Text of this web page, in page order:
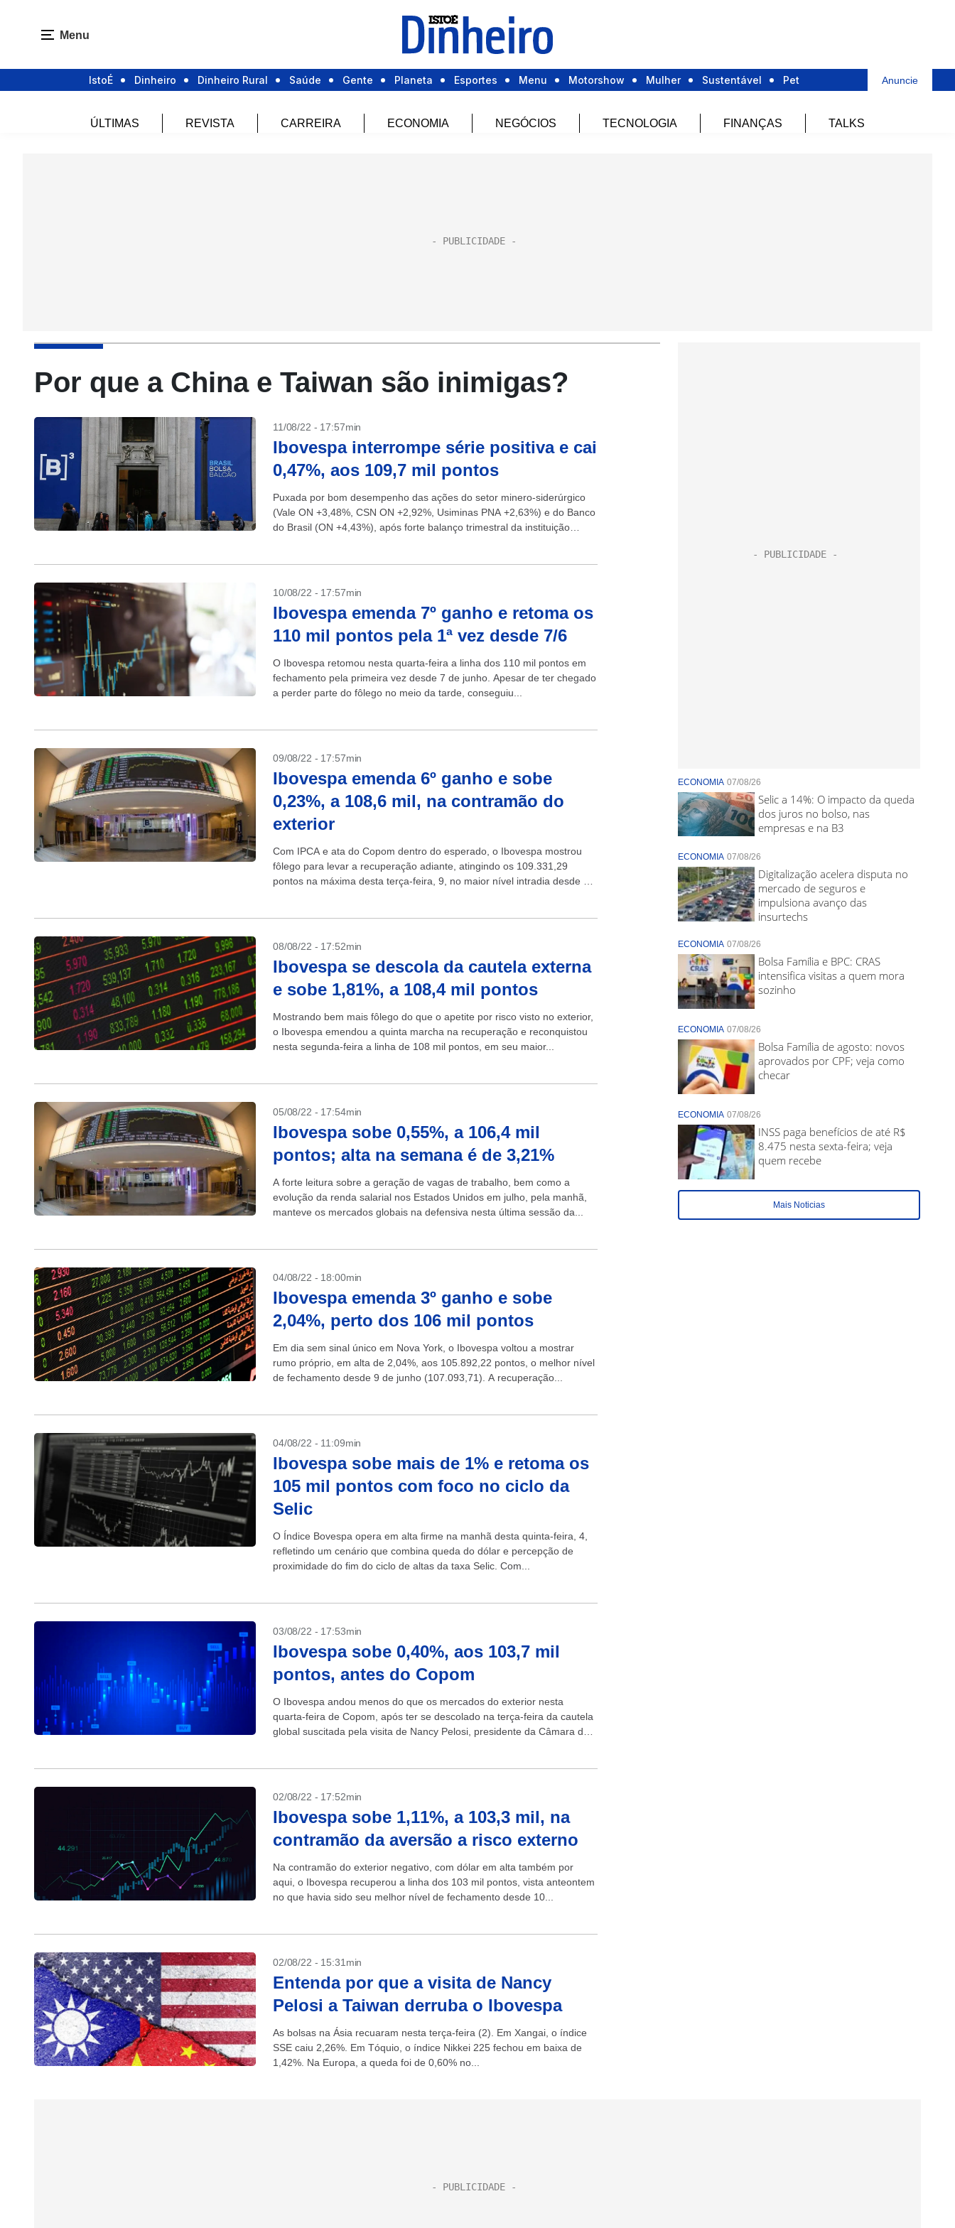
Menu
IstoÉ Dinheiro Dinheiro Rural Saúde Gente Planeta Esportes Menu Motorshow Mulher Sustentável Pet Anuncie
ÚLTIMAS REVISTA CARREIRA ECONOMIA NEGÓCIOS TECNOLOGIA FINANÇAS TALKS
Por que a China e Taiwan são inimigas?
11/08/22 - 17:57min
Ibovespa interrompe série positiva e cai
0,47%, aos 109,7 mil pontos
Puxada por bom desempenho das ações do setor minero-siderúrgico
(Vale ON +3,48%, CSN ON +2,92%, Usiminas PNA +2,63%) e do Banco
do Brasil (ON +4,43%), após forte balanço trimestral da instituição
10/08/22 - 17:57min
Ibovespa emenda 7º ganho e retoma os
110 mil pontos pela 1ª vez desde 7/6
O Ibovespa retomou nesta quarta-feira a linha dos 110 mil pontos em
fechamento pela primeira vez desde 7 de junho. Apesar de ter chegado
a perder parte do fôlego no meio da tarde, conseguiu...
09/08/22 - 17:57min
Ibovespa emenda 6º ganho e sobe
0,23%, a 108,6 mil, na contramão do
exterior
Com IPCA e ata do Copom dentro do esperado, o Ibovespa mostrou
fôlego para levar a recuperação adiante, atingindo os 109.331,29
pontos na máxima desta terça-feira, 9, no maior nível intradia desde 8
08/08/22 - 17:52min
Ibovespa se descola da cautela externa
e sobe 1,81%, a 108,4 mil pontos
Mostrando bem mais fôlego do que o apetite por risco visto no exterior,
o Ibovespa emendou a quinta marcha na recuperação e reconquistou
nesta segunda-feira a linha de 108 mil pontos, em seu maior...
05/08/22 - 17:54min
Ibovespa sobe 0,55%, a 106,4 mil
pontos; alta na semana é de 3,21%
A forte leitura sobre a geração de vagas de trabalho, bem como a
evolução da renda salarial nos Estados Unidos em julho, pela manhã,
manteve os mercados globais na defensiva nesta última sessão da...
04/08/22 - 18:00min
Ibovespa emenda 3º ganho e sobe
2,04%, perto dos 106 mil pontos
Em dia sem sinal único em Nova York, o Ibovespa voltou a mostrar
rumo próprio, em alta de 2,04%, aos 105.892,22 pontos, o melhor nível
de fechamento desde 9 de junho (107.093,71). A recuperação...
04/08/22 - 11:09min
Ibovespa sobe mais de 1% e retoma os
105 mil pontos com foco no ciclo da
Selic
O Índice Bovespa opera em alta firme na manhã desta quinta-feira, 4,
refletindo um cenário que combina queda do dólar e percepção de
proximidade do fim do ciclo de altas da taxa Selic. Com...
03/08/22 - 17:53min
Ibovespa sobe 0,40%, aos 103,7 mil
pontos, antes do Copom
O Ibovespa andou menos do que os mercados do exterior nesta
quarta-feira de Copom, após ter se descolado na terça-feira da cautela
global suscitada pela visita de Nancy Pelosi, presidente da Câmara dos
02/08/22 - 17:52min
Ibovespa sobe 1,11%, a 103,3 mil, na
contramão da aversão a risco externo
Na contramão do exterior negativo, com dólar em alta também por
aqui, o Ibovespa recuperou a linha dos 103 mil pontos, vista anteontem
no que havia sido seu melhor nível de fechamento desde 10...
02/08/22 - 15:31min
Entenda por que a visita de Nancy
Pelosi a Taiwan derruba o Ibovespa
As bolsas na Ásia recuaram nesta terça-feira (2). Em Xangai, o índice
SSE caiu 2,26%. Em Tóquio, o índice Nikkei 225 fechou em baixa de
1,42%. Na Europa, a queda foi de 0,60% no...
ECONOMIA 07/08/26
Selic a 14%: O impacto da queda
dos juros no bolso, nas
empresas e na B3
ECONOMIA 07/08/26
Digitalização acelera disputa no
mercado de seguros e
impulsiona avanço das
insurtechs
ECONOMIA 07/08/26
Bolsa Família e BPC: CRAS
intensifica visitas a quem mora
sozinho
ECONOMIA 07/08/26
Bolsa Família de agosto: novos
aprovados por CPF; veja como
checar
ECONOMIA 07/08/26
INSS paga benefícios de até R$
8.475 nesta sexta-feira; veja
quem recebe
Mais Noticias